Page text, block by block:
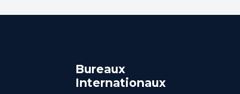
Bureaux
Internationaux